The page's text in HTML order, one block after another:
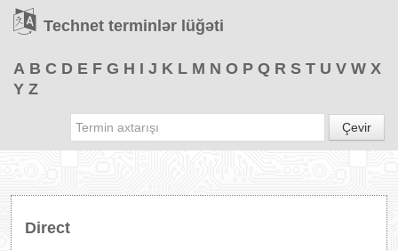
TƏDBİRLƏR
PROQRAMLAR
Technet terminlər lüğəti
A B C D E F G H I J K L M N O P Q R S T U V W X
Y Z
Çevir
Direct